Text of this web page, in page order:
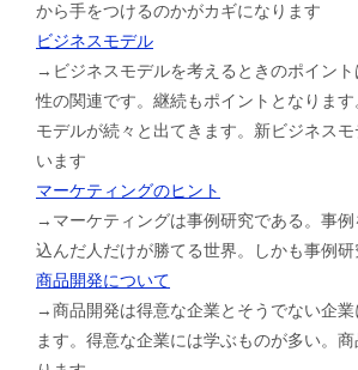
から手をつけるのかがカギになります
ビジネスモデル
→ビジネスモデルを考えるときのポイン
性の関連です。継続もポイントとなりま
モデルが続々と出てきます。新ビジネス
います
マーケティングのヒント
→マーケティングは事例研究である。事例
込んだ人だけが勝てる世界。しかも事例
商品開発について
→商品開発は得意な企業とそうでない企
ます。得意な企業には学ぶものが多い。